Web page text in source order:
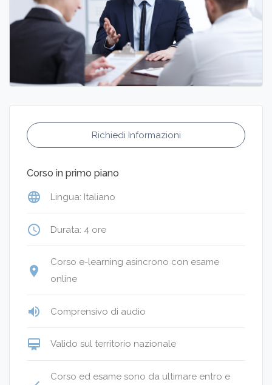
Richiedi Informazioni
Corso in primo piano
language Lingua: Italiano
access_time Durata: 4 ore
place
Corso e-learning asincrono con esame
online
volume_up Comprensivo di audio
card_membership Valido sul territorio nazionale
Corso ed esame sono da ultimare entro e